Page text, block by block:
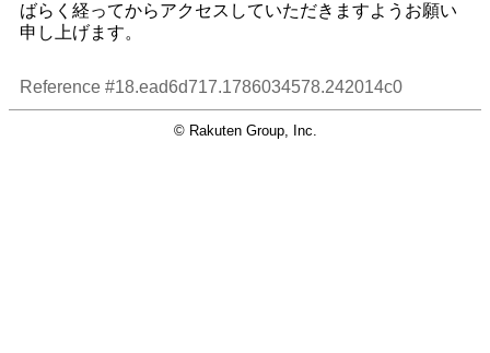
ばらく経ってからアクセスしていただきますようお願い
申し上げます。
Reference #18.ead6d717.1786034578.242014c0
© Rakuten Group, Inc.